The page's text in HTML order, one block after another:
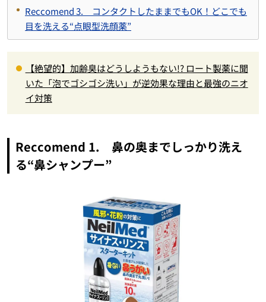
Reccomend 3. コンタクトしたままでもOK！どこでも
目を洗える“点眼型洗顔薬”
【絶望的】加齢臭はどうしようもない!? ロート製薬に聞
いた「泡でゴシゴシ洗い」が逆効果な理由と最強のニオ
イ対策
Reccomend 1. 鼻の奥までしっかり洗え
る“鼻シャンプー”